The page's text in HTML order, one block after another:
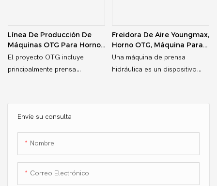
Envíe su consulta
Nombre
Correo Electrónico
Línea De Producción De
Máquinas OTG Para Horno
Freidora De Aire Youngmax
El proyecto OTG incluye
principalmente prensa
Freidora De Aire Youngmax,
Horno OTG, Máquina Para
Hacer Prensa Hidráulica
Una máquina de prensa
hidráulica es un dispositivo
generar una fuerza de
aplicada a un fluido confinado